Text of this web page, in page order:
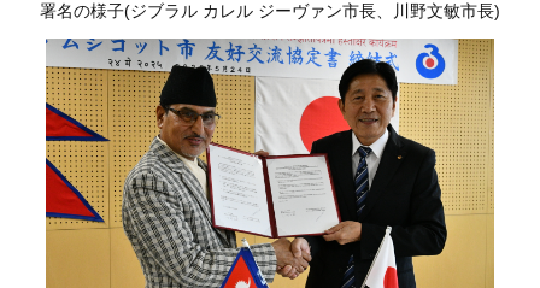
署名の様子(ジブラル カレル ジーヴァン市長、川野文敏市長)